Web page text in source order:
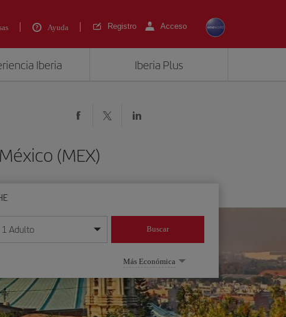
Ayuda Registro Acceso
Iberia Iberia Plus
(MEX)
día/mes/año
1 Adulto Buscar
Más Económica